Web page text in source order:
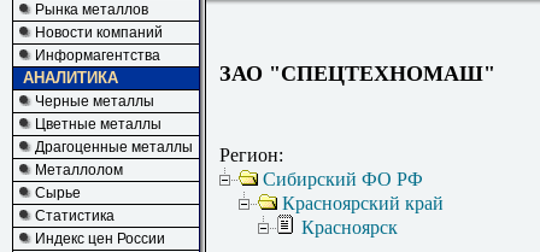
Рынка металлов
Новости компаний
Информагентства
АНАЛИТИКА
Черные металлы
Цветные металлы
Драгоценные металлы
Металлолом
Сырье
Статистика
Индекс цен России
ЗАО "СПЕЦТЕХНОМАШ"
Регион:
Сибирский ФО РФ
Красноярский край
Красноярск